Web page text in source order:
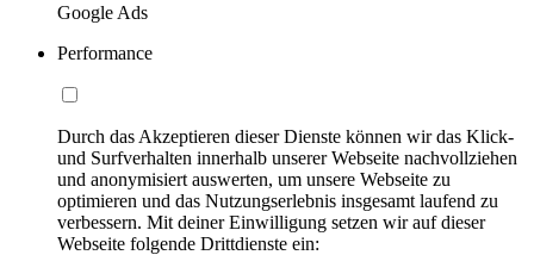
Google Ads
Performance
Durch das Akzeptieren dieser Dienste können wir das Klick-
und Surfverhalten innerhalb unserer Webseite nachvollziehen
und anonymisiert auswerten, um unsere Webseite zu
optimieren und das Nutzungserlebnis insgesamt laufend zu
verbessern. Mit deiner Einwilligung setzen wir auf dieser
Webseite folgende Drittdienste ein: